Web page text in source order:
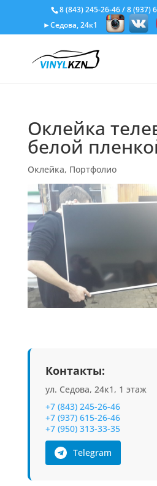
8 (843) 245-26-46/8 (937)
►Седова, 24к1
Оклейка
белой
Оклейка, Портфолио
Контакты:
ул. Седова, 24к1, 1 этаж
+7 (843) 245-26-46
+7 (937) 615-26-46
+7 (950) 313-33-35
Telegram